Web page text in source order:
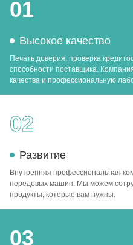
01
Высокое качество
Печать доверия, проверка
способности поставщика.
качества и профессиональную
02
Развитие
Внутренняя профессиональная
передовых машин. Мы можем
продукты, которые вам нужны.
03